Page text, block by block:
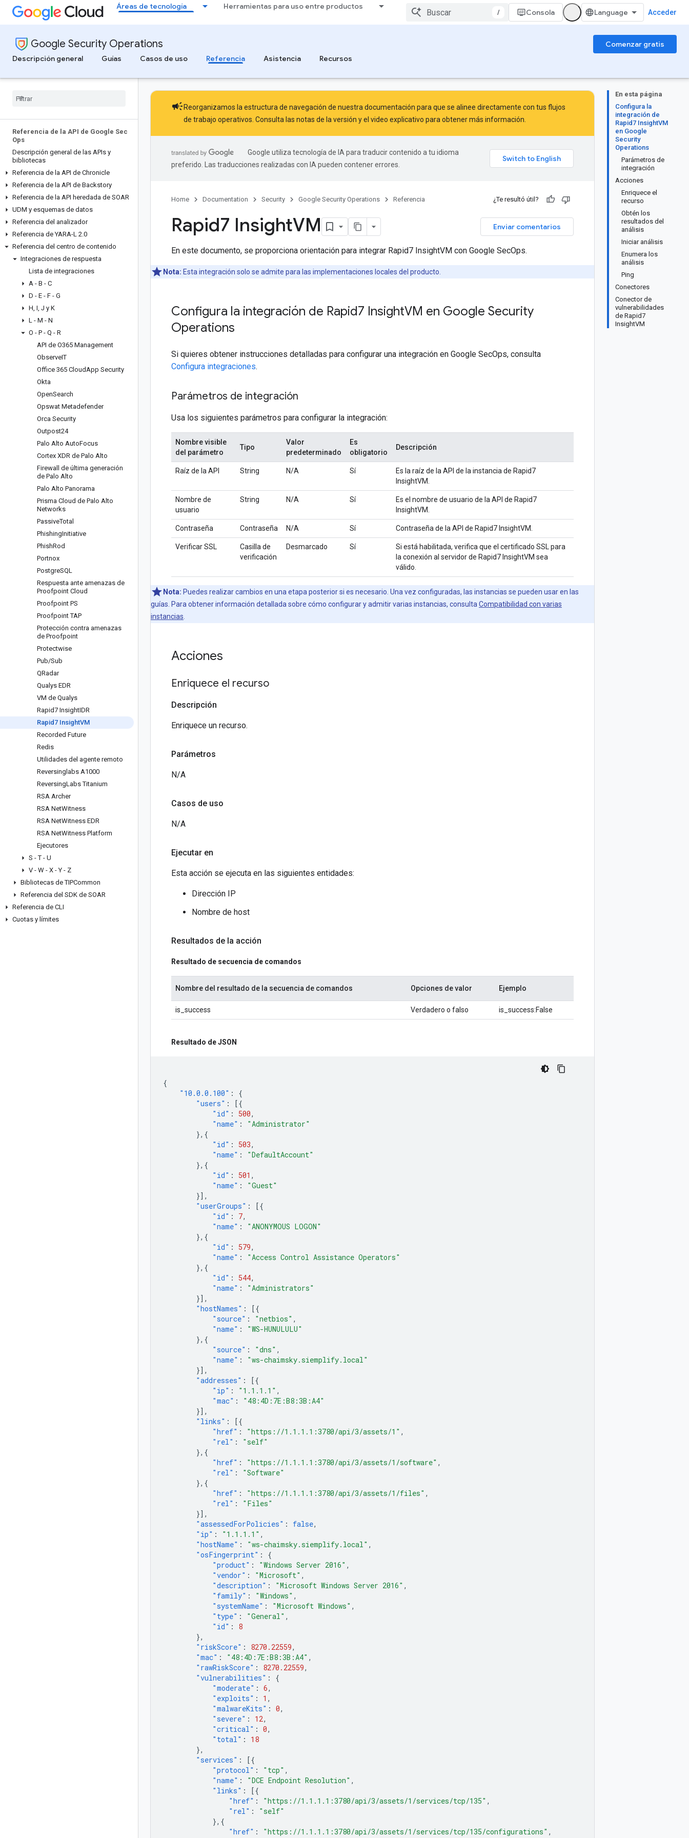
Áreas de tecnología Herramientas para uso entre productos
/ Consola Acceder
Google Security Operations
Comenzar gratis
Descripción general
Guías Casos de uso Referencia Asistencia Recursos
Referencia de la API de Google Sec
Ops
Descripción general de las APIs y
bibliotecas
Referencia de la API de Chronicle
Referencia de la API de Backstory
Referencia de la API heredada de SOAR
UDM y esquemas de datos
Referencia del analizador
Referencia de YARA-L 2.0
Referencia del centro de contenido
Integraciones de respuesta
Lista de integraciones
A - B - C
D - E - F - G
H, I, J y K
L - M - N
O - P - Q - R
API de O365 Management
ObserveIT
Office 365 CloudApp Security
Okta
OpenSearch
Opswat Metadefender
Orca Security
Outpost24
Palo Alto AutoFocus
Cortex XDR de Palo Alto
Firewall de última generación
de Palo Alto
Palo Alto Panorama
Prisma Cloud de Palo Alto
Networks
PassiveTotal
PhishingInitiative
PhishRod
Portnox
PostgreSQL
Respuesta ante amenazas de
Proofpoint Cloud
Proofpoint PS
Proofpoint TAP
Protección contra amenazas
de Proofpoint
Protectwise
Pub/Sub
QRadar
Qualys EDR
VM de Qualys
Rapid7 InsightIDR
Rapid7 InsightVM
Recorded Future
Redis
Utilidades del agente remoto
Reversinglabs A1000
ReversingLabs Titanium
RSA Archer
RSA NetWitness
RSA NetWitness EDR
RSA NetWitness Platform
Ejecutores
S - T - U
V - W - X - Y - Z
Bibliotecas de TIPCommon
Referencia del SDK de SOAR
Referencia de CLI
Cuotas y límites
En esta página
Configura la
integración de
Rapid7 InsightVM
en Google
Security
Operations
Parámetros de
integración
Acciones
Enriquece el
recurso
Obtén los
resultados del
análisis
Iniciar análisis
Enumera los
análisis
Ping
Conectores
Conector de
vulnerabilidades
de Rapid7
InsightVM
campaign Reorganizamos la estructura de navegación de nuestra documentación para que se alinee directamente con tus flujos
de trabajo operativos. Consulta las notas de la versión y el video explicativo para obtener más información.
Google utiliza tecnología de IA para traducir contenido a tu idioma
preferido. Las traducciones realizadas con IA pueden contener errores.
Home Documentation Security Google Security Operations Referencia ¿Te resultó útil?
Enviar comentarios
Rapid7 InsightVM
En este documento, se proporciona orientación para integrar Rapid7 InsightVM con Google SecOps.
Nota: Esta integración solo se admite para las implementaciones locales del producto.
Configura la integración de Rapid7 InsightVM en Google Security
Operations
Si quieres obtener instrucciones detalladas para configurar una integración en Google SecOps, consulta
Configura integraciones.
Parámetros de integración
Usa los siguientes parámetros para configurar la integración:
Nombre visible
del parámetro
Tipo
Valor
predeterminado
Es
obligatorio
Descripción
Raíz de la API String N/A Sí
Es la raíz de la API de la instancia de Rapid7
InsightVM.
Nombre de
usuario
String N/A Sí
Es el nombre de usuario de la API de Rapid7
InsightVM.
Contraseña Contraseña N/A Sí Contraseña de la API de Rapid7 InsightVM.
Verificar SSL
Casilla de
verificación
Desmarcado Sí
Si está habilitada, verifica que el certificado SSL para
la conexión al servidor de Rapid7 InsightVM sea
válido.
Nota: Puedes realizar cambios en una etapa posterior si es necesario. Una vez configuradas, las instancias se pueden usar en las
guías. Para obtener información detallada sobre cómo configurar y admitir varias instancias, consulta Compatibilidad con varias
instancias
Acciones
Enriquece el recurso
Descripción
Enriquece un recurso.
Parámetros
N/A
Casos de uso
N/A
Ejecutar en
Esta acción se ejecuta en las siguientes entidades:
Dirección IP
Nombre de host
Resultados de la acción
Resultado de secuencia de comandos
Nombre del resultado de la secuencia de comandos Opciones de valor Ejemplo
is_success Verdadero o falso is_success:False
Resultado de JSON
{
"10.0.0.100" :
{
"users" :
[{
"id" : 500,
"name" :
"Administrator"
},{
"id" : 503,
"name" :
"DefaultAccount"
},{
"id" : 501 ,
"name" :
"Guest"
}],
"userGroups" :
[{
"id" : 7,
"name" :
"ANONYMOUS LOGON"
},{
"id" : 579,
"name" :
"Access Control Assistance Operators"
},{
"id" : 544,
"name" :
"Administrators"
}],
"hostNames" :
[{
"source" : "netbios" ,
"name" :
"WS-HUNULULU"
},{
"source" : "dns" ,
"name" :
"ws-chaimsky.siemplify.local"
}],
"addresses" :
[{
"ip" : "1.1.1.1" ,
"mac" :
"48:4D:7E:B8:3B:A4"
}],
"links" :
[{
"href" : "https://1.1.1.1:3780/api/3/assets/1" ,
"rel" :
"self"
},{
"href" : "https://1.1.1.1:3780/api/3/assets/1/software" ,
"rel" :
"Software"
},{
"href" : "https://1.1.1.1:3780/api/3/assets/1/files" ,
"rel" :
"Files"
}],
"assessedForPolicies" : false,
"ip" : "1.1.1.1" ,
"hostName" : "ws-chaimsky.siemplify.local" ,
"osFingerprint" :
{
"product" : "Windows Server 2016" ,
"vendor" : "Microsoft" ,
"description" : "Microsoft Windows Server 2016" ,
"family" : "Windows" ,
"systemName" : "Microsoft Windows" ,
"type" : "General" ,
"id" :
8
},
"riskScore" : 8270.22559,
"mac" : "48:4D:7E:B8:3B:A4" ,
"rawRiskScore" : 8270.22559,
"vulnerabilities" :
{
"moderate" : 6,
"exploits" : 1 ,
"malwareKits" : 0,
"severe" : 12,
"critical" : 0,
"total" :
18
},
"services" :
[{
"protocol" : "tcp" ,
"name" : "DCE Endpoint Resolution" ,
"links" :
[{
"href" : "https://1.1.1.1:3780/api/3/assets/1/services/tcp/135" ,
"rel" :
"self"
},{
"href" : "https://1.1.1.1:3780/api/3/assets/1/services/tcp/135/configurations" ,